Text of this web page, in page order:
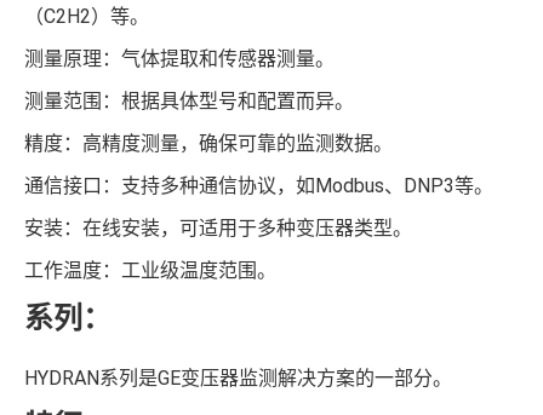
（C2H2）等。
测量原理：气体提取和传感器测量。
测量范围：根据具体型号和配置而异。
精度：高精度测量，确保可靠的监测数据。
通信接口：支持多种通信协议，如Modbus、DNP3等。
安装：在线安装，可适用于多种变压器类型。
工作温度：工业级温度范围。
系列：
HYDRAN系列是GE变压器监测解决方案的一部分。